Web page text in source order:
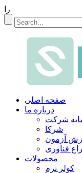
را
صفحه اصلی
درباره ما
شرکت
شرکا
آزمون
فناوری
محصولات
کولر نرم